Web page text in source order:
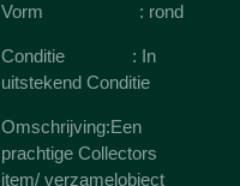
Vorm : rond
Conditie : In
uitstekend Conditie
Omschrijving:Een
prachtige Collectors
item/ verzamelobject